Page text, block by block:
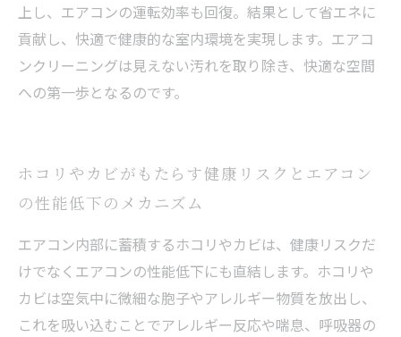
上し、エアコンの運転効率も回復。結果として省エネに
貢献し、快適で健康的な室内環境を実現します。エアコ
ンクリーニングは見えない汚れを取り除き、快適な空間
への第一歩となるのです。
ホコリやカビがもたらす健康リスクとエアコン
の性能低下のメカニズム
エアコン内部に蓄積するホコリやカビは、健康リスクだ
けでなくエアコンの性能低下にも直結します。ホコリや
カビは空気中に微細な胞子やアレルギー物質を放出し、
これを吸い込むことでアレルギー反応や喘息、呼吸器の